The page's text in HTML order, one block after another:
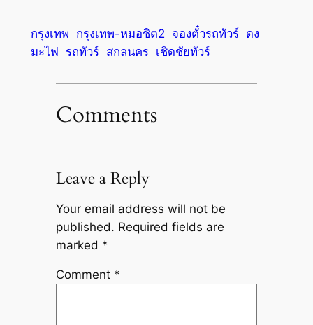
กรุงเทพ กรุงเทพ-หมอชิต2 จองตั๋วรถทัวร์ ดง
มะไฟ
รถทัวร์ สกลนคร เชิดชัยทัวร์
Comments
Leave a Reply
Your email address will not be
published. Required fields are
marked *
Comment *